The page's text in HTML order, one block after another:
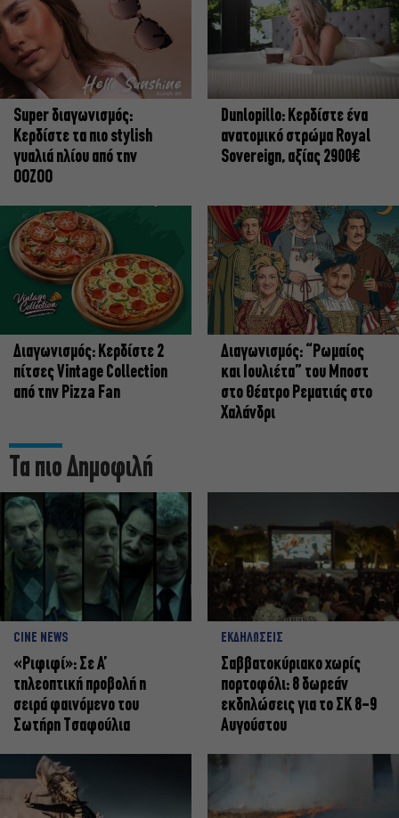
Super διαγωνισμός:
Κερδίστε τα πιο stylish
γυαλιά ηλίου από την
OOZOO
Dunlopillo: Κερδίστε ένα
ανατομικό στρώμα Royal
Sovereign, αξίας 2900€
Διαγωνισμός: Κερδίστε 2
πίτσες Vintage Collection
από την Pizza Fan
Διαγωνισμός: “Ρωμαίος
και Ιουλιέτα” του Μποστ
στο Θέατρο Ρεματιάς στο
Χαλάνδρι
Τα πιο Δημοφιλή
CINE NEWS
«Ριφιφί»: Σε Α’
τηλεοπτική προβολή η
σειρά φαινόμενο του
Σωτήρη Τσαφούλια
ΕΚΔΗΛΩΣΕΙΣ
Σαββατοκύριακο χωρίς
πορτοφόλι: 8 δωρεάν
εκδηλώσεις για το ΣΚ 8-9
Αυγούστου